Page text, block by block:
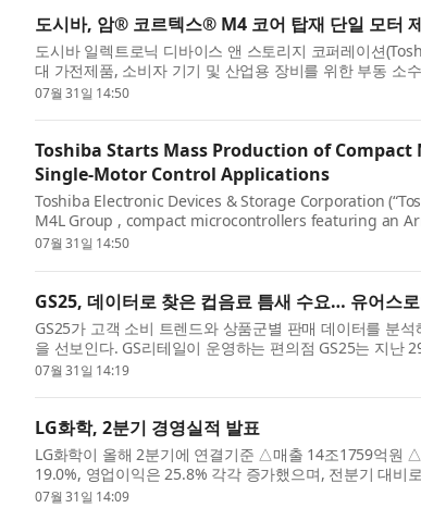
도시바, 암® 코르텍스® M4 코어 탑재 단일 모터
도시바 일렉트로닉 디바이스 앤 스토리지 코퍼레이션
대 가전제품, 소비자 기기 및 산업용 장비를 위한 부동 소
M4(Arm® Cor...
07월 31일 14:50
Toshiba Starts Mass Production of
Single-Motor Control Applications
Toshiba Electronic Devices & Storage Corporation
M4L Group , compact microcontrollers featuring an
generation home a...
07월 31일 14:50
GS25, 데이터로 찾은 컵음료 틈새 수요… 유어스
GS25가 고객 소비 트렌드와 상품군별 판매 데이터를 분
을 선보인다. GS리테일이 운영하는 편의점 GS25는 지난
로얄밀...
07월 31일 14:19
LG화학, 2분기 경영실적 발표
LG화학이 올해 2분기에 연결기준 △매출 14조1759억원
19.0%, 영업이익은 25.8% 각각 증가했으며, 전분기 대비
석 사장은...
07월 31일 14:09